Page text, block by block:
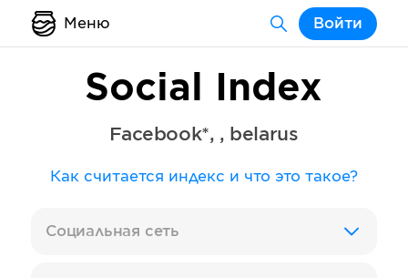
Меню Войти
Social Index
Facebook*, , belarus
Как считается индекс и что это такое?
Социальная сеть